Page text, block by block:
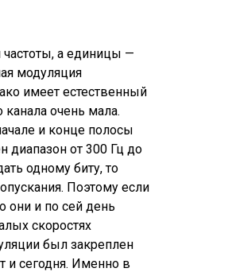
частоты, а единицы —
модуляция
имеет естественный
канала очень мала.
и конце полосы
диапазон от 300 Гц до
одному биту, то
Поэтому если
они и по сей день
скоростях
был закреплен
и сегодня. Именно в